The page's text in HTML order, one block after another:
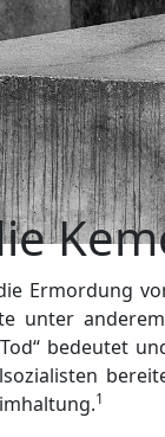
unter
bedeutet
1